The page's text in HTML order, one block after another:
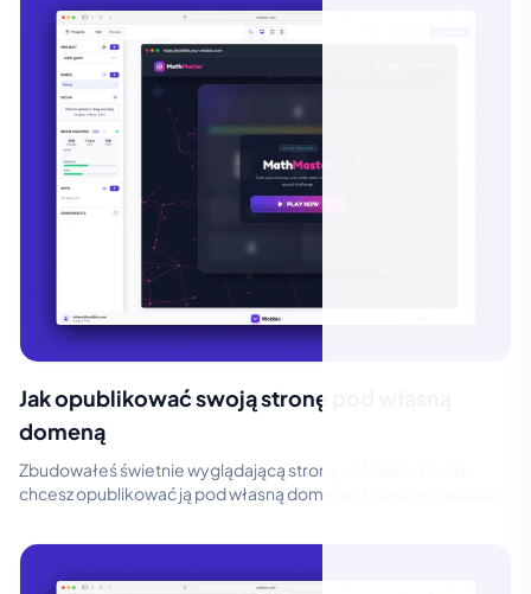
Jak opublikować swoją stronę pod własną
domeną
Zbudowałeś świetnie wyglądającą stronę w Wobbio i teraz
chcesz opublikować ją pod własną domeną. To proste: podczas